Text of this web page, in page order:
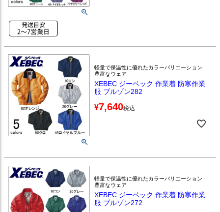
軽量で保温性に優れたカラーバリエーション
豊富なウェア
XEBEC ジーベック 作業着 防寒作業
服 ブルゾン282
¥7,640税込
軽量で保温性に優れたカラーバリエーション
豊富なウェア
XEBEC ジーベック 作業着 防寒作業
服 ブルゾン272